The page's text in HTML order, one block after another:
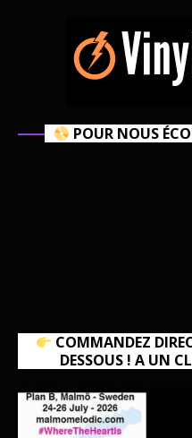
POUR NOUS
COMMANDEZ
DESSOUS ! A UN